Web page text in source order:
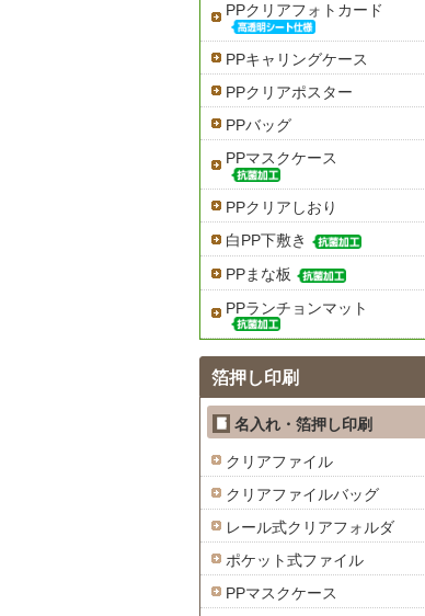
PPクリアフォトカード
PPキャリングケース
PPクリアポスター
PPバッグ
PPマスクケース
PPクリアしおり
白PP下敷き
PPまな板
PPランチョンマット
箔押し印刷
名入れ・箔押し印刷
クリアファイル
クリアファイルバッグ
レール式クリアフォルダ
ポケット式ファイル
PPマスクケース